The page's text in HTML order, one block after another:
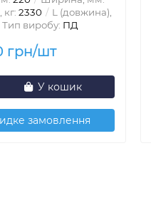
кг: 2330
L (довжина),
Тип виробу: ПД
грн/шт
У кошик
замовлення